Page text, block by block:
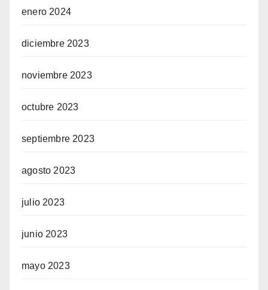
enero 2024
diciembre 2023
noviembre 2023
octubre 2023
septiembre 2023
agosto 2023
julio 2023
junio 2023
mayo 2023